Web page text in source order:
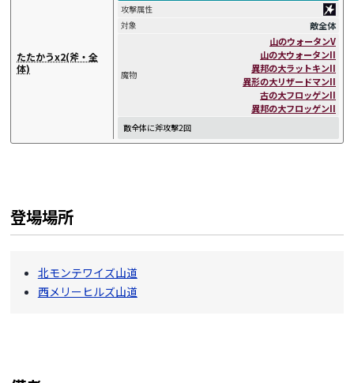
たたかうx2(斧・全
体)
攻撃属性
対象
敵全体
魔物
山のウォータンV
山の大ウォータンII
異邦の大ラットキンII
異形の大リザードマンII
古の大フロッゲンII
異邦の大フロッゲンII
敵全体に斧攻撃2回
登場場所
北モンテワイズ山道
西メリーヒルズ山道